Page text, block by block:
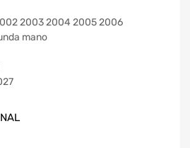
2003 2004 2005 2006
mano